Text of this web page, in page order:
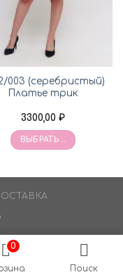
003 (серебристый)
Платье трик
3300,00 ₽
ВЫБРАТЬ ...
0
Поиск